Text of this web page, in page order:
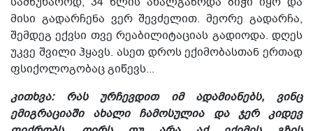
მისი გადარჩენა ვერ შევძელით. მეორე გადარჩა,
შემდეგ ექვსი თვერეაბილიტაციას გადიოდა. დღეს
უკვე შვილი ჰყავს. ასეთ დროს ექიმობასთან ერთად
ფსიქოლოგობაც გიწევს...
კითხვა: რას ურჩევდით იმ ადამიანებს, ვინც
ემიგრაციაში ახალი ჩამოსულია და ჯერ კიდევ